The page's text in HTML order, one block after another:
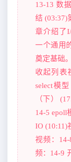
13-13 数
结 (03:37)
章介绍了
一个通用
奠定基础。
收起列表
select模
（下）
14-5 epoll
IO (10:11)
视频：
频：14-9